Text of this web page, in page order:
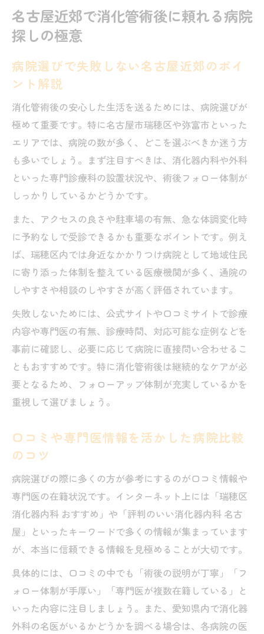
名古屋近郊で消化管術後に頼れる病院
探しの極意
病院選びで失敗しない名古屋近郊のポイ
ント解説
消化管術後の安心した生活を送るためには、病院選びが
極めて重要です。特に名古屋市瑞穂区や弥富市といった
エリアでは、病院の数が多く、どこを選ぶべきか迷う方
も多いでしょう。まず注目すべきは、消化器内科や外科
といった専門診療科の設置状況や、術後フォロー体制が
しっかりしているかどうかです。
また、アクセスの良さや駐車場の有無、急な体調変化時
に予約なしで受診できるかも重要なポイントです。例え
ば、瑞穂区内では身近なかかりつけ病院として地域住民
に寄り添った体制を整えている医療機関が多く、通院の
しやすさや相談のしやすさが高く評価されています。
失敗しないためには、公式サイトや口コミサイトで診療
内容や専門医の有無、診療時間、対応可能な症例などを
事前に確認し、必要に応じて病院に直接問い合わせるこ
ともおすすめです。特に消化管術後は継続的なケアが必
要となるため、フォローアップ体制が充実しているかを
重視して選びましょう。
口コミや専門医情報を活かした病院比較
のコツ
病院選びの際に多くの方が参考にするのが口コミ情報や
専門医の在籍状況です。インターネット上には「瑞穂区
消化器内科 おすすめ」や「評判のいい消化器内科 名古
屋」といったキーワードで多くの情報が集まっています
が、本当に信頼できる情報を見極めることが大切です。
具体的には、口コミの中でも「術後の説明が丁寧」「フ
ォロー体制が手厚い」「専門医が複数在籍している」と
いった内容に注目しましょう。また、愛知県内で消化器
外科の名医がいるかどうかを調べる場合は、各病院の医